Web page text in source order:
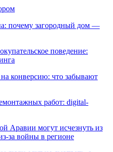
почему загородный дом —
поведение:
конверсию: что забывают
работ: digital-
Аравии могут исчезнуть из
за войны в регионе